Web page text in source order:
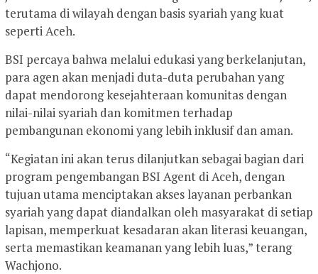
terutama di wilayah dengan basis syariah yang kuat
seperti Aceh.
BSI percaya bahwa melalui edukasi yang berkelanjutan,
para agen akan menjadi duta-duta perubahan yang
dapat mendorong kesejahteraan komunitas dengan
nilai-nilai syariah dan komitmen terhadap
pembangunan ekonomi yang lebih inklusif dan aman.
“Kegiatan ini akan terus dilanjutkan sebagai bagian dari
program pengembangan BSI Agent di Aceh, dengan
tujuan utama menciptakan akses layanan perbankan
syariah yang dapat diandalkan oleh masyarakat di setiap
lapisan, memperkuat kesadaran akan literasi keuangan,
serta memastikan keamanan yang lebih luas,” terang
Wachjono.